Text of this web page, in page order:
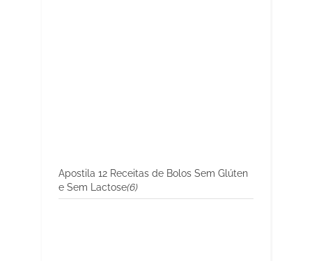
Apostila 12 Receitas de Bolos Sem Glúten
e Sem Lactose(6)